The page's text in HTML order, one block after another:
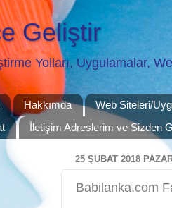
Geliştir
Yolları, Uygulamalar,
Hakkımda Web Siteleri/
İletişim Adreslerim ve Sizden
25 ŞUBAT 2018
Babilanka.com